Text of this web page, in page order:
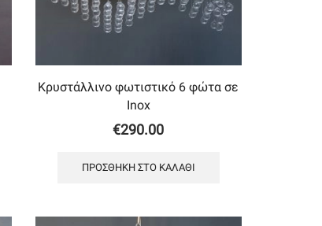
Κρυστάλλινο φωτιστικό 6 φώτα σε
Inox
€290.00
ΠΡΟΣΘΉΚΗ ΣΤΟ ΚΑΛΆΘΙ